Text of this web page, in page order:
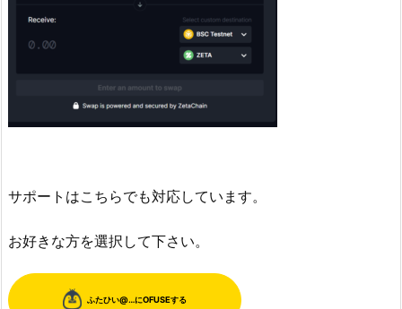
サポートはこちらでも対応しています。
お好きな方を選択して下さい。